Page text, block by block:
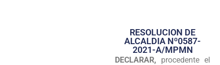
Transparencia
Seguridad
RESOLUCION DE
ALCALDIA Nº0587-
2021-A/MPMN
DECLARAR, procedente el